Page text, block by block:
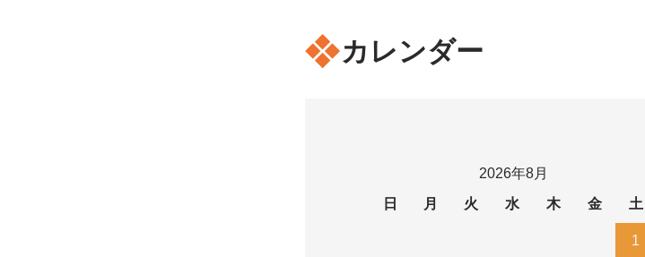
カレンダー
2026年8月
日
月 火 水 木 金 土
1